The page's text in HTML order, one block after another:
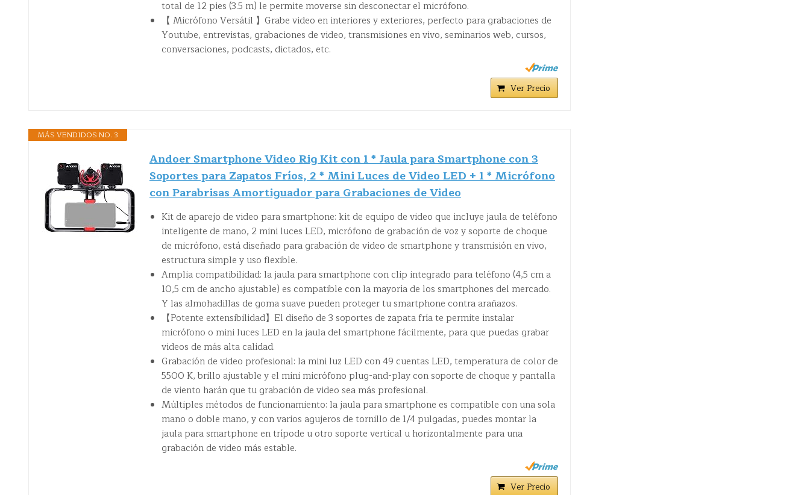
total de 12 pies (3.5 m) le permite moverse sin desconectar el micrófono.
【 Micrófono Versátil 】Grabe video en interiores y exteriores, perfecto para grabaciones de
Youtube, entrevistas, grabaciones de video, transmisiones en vivo, seminarios web, cursos,
conversaciones, podcasts, dictados, etc.
Ver Precio
MÁS VENDIDOS NO. 3
Andoer Smartphone Video Rig Kit con 1 * Jaula para Smartphone con 3
Soportes para Zapatos Fríos, 2 * Mini Luces de Video LED + 1 * Micrófono
con Parabrisas Amortiguador para Grabaciones de Video
Kit de aparejo de video para smartphone: kit de equipo de video que incluye jaula de teléfono
inteligente de mano, 2 mini luces LED, micrófono de grabación de voz y soporte de choque
de micrófono, está diseñado para grabación de video de smartphone y transmisión en vivo,
estructura simple y uso flexible.
Amplia compatibilidad: la jaula para smartphone con clip integrado para teléfono (4,5 cm a
10,5 cm de ancho ajustable) es compatible con la mayoría de los smartphones del mercado.
Y las almohadillas de goma suave pueden proteger tu smartphone contra arañazos.
【Potente extensibilidad】El diseño de 3 soportes de zapata fría te permite instalar
micrófono o mini luces LED en la jaula del smartphone fácilmente, para que puedas grabar
videos de más alta calidad.
Grabación de video profesional: la mini luz LED con 49 cuentas LED, temperatura de color de
5500 K, brillo ajustable y el mini micrófono plug-and-play con soporte de choque y pantalla
de viento harán que tu grabación de video sea más profesional.
Múltiples métodos de funcionamiento: la jaula para smartphone es compatible con una sola
mano o doble mano, y con varios agujeros de tornillo de 1/4 pulgadas, puedes montar la
jaula para smartphone en trípode u otro soporte vertical u horizontalmente para una
grabación de video más estable.
Ver Precio